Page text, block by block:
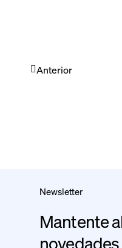
Anterior
Newsletter
Mantente
novedades